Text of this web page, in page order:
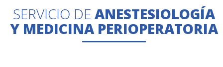
SERVICIO DE ANESTESIOLOGÍA
Y MEDICINA PERIOPERATORIA